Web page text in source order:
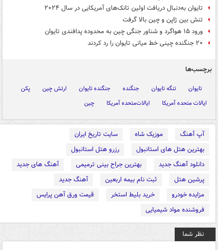
تایوان به‌دنبال دریافت اولین تانک‌های آمریکایی در سال ۲۰۲۴
تنش بین ژاپن و چین بالا گرفت
ورود ۱۵ هواگرد و شناور جنگی چین به محدوده پدافندی تایوان
۲۰ جنگنده چینی خط میانی تایوان را رد کردند
برچسب‌ها
تایوان تنگه تایوان جنگنده جنگنده تایوان ارتش چین
پکن
ایالات متحده آمریکا
ایالات‌متحده آمریکا چین
آپ آهنگ موزیک شاه
سایت تاریخ ایران
بهترین هتل های استانبول
رزرو هتل استانبول
دانلود آهنگ جدید
بهترین جراح بینی ترمیمی
آهنگ های جدید
پرشین هتل
ثبت نام بیمه اربعین
آهنگ جدید
مزایده خودرو
خرید بلیط استخر
قیمت ورق آهن پرایس
فروشنده مواد شیمیایی
نظر شما